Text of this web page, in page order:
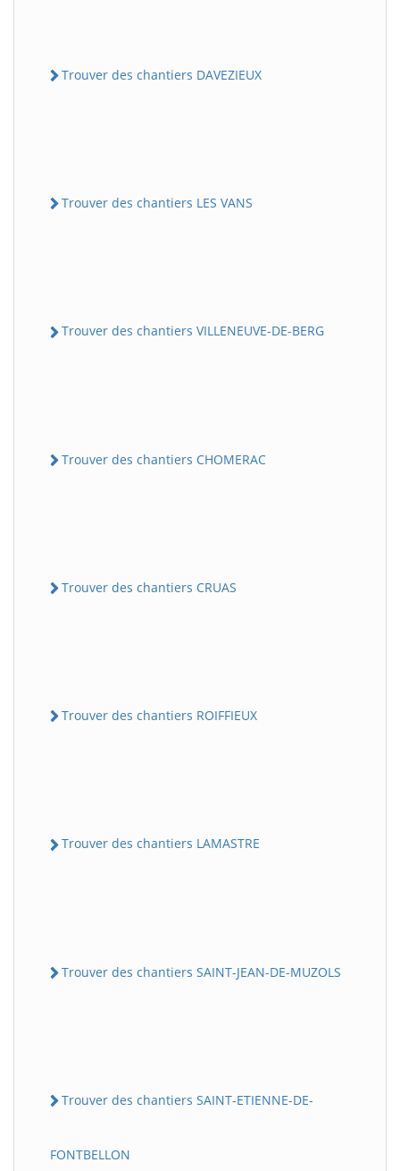
Trouver des chantiers DAVEZIEUX
Trouver des chantiers LES VANS
Trouver des chantiers VILLENEUVE-DE-BERG
Trouver des chantiers CHOMERAC
Trouver des chantiers CRUAS
Trouver des chantiers ROIFFIEUX
Trouver des chantiers LAMASTRE
Trouver des chantiers SAINT-JEAN-DE-MUZOLS
Trouver des chantiers SAINT-ETIENNE-DE-
FONTBELLON